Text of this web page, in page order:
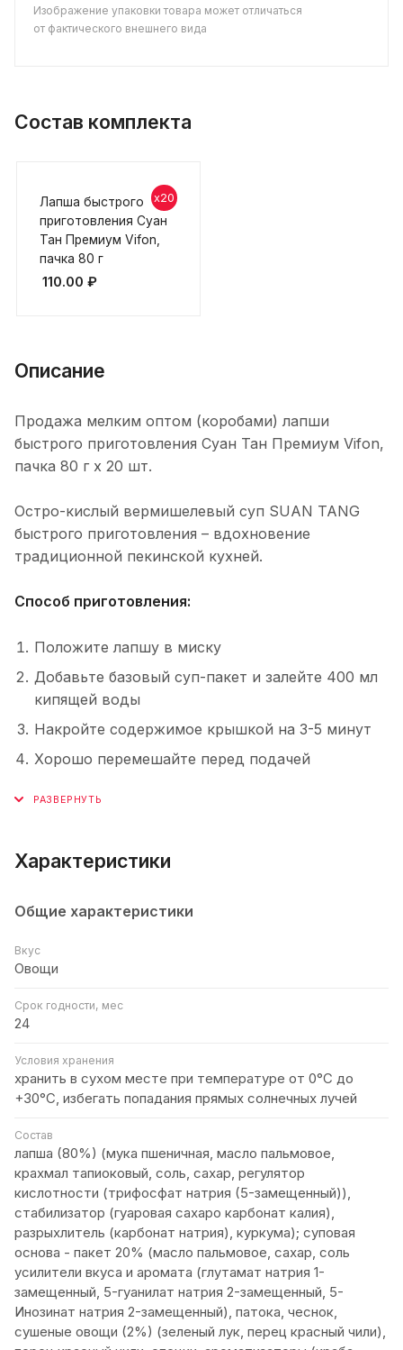
Изображение упаковки товара может отличаться
от фактического внешнего вида
Состав комплекта
x20
Лапша быстрого
приготовления Суан
Тан Премиум Vifon,
пачка 80 г
110.00 ₽
Описание
Продажа мелким оптом (коробами) лапши
быстрого приготовления Суан Тан Премиум Vifon,
пачка 80 г х 20 шт.
Остро-кислый вермишелевый суп SUAN TANG
быстрого приготовления – вдохновение
традиционной пекинской кухней.
Способ приготовления:
Положите лапшу в миску
Добавьте базовый суп-пакет и залейте 400 мл
кипящей воды
Накройте содержимое крышкой на 3-5 минут
Хорошо перемешайте перед подачей
Характеристики
Общие характеристики
Вкус
Овощи
Срок годности, мес
24
Условия хранения
хранить в сухом месте при температуре от 0°С до
+30°С, избегать попадания прямых солнечных лучей
Состав
лапша (80%) (мука пшеничная, масло пальмовое,
крахмал тапиоковый, соль, сахар, регулятор
кислотности (трифосфат натрия (5-замещенный)),
стабилизатор (гуаровая сахаро карбонат калия),
разрыхлитель (карбонат натрия), куркума); суповая
основа - пакет 20% (масло пальмовое, сахар, соль
усилители вкуса и аромата (глутамат натрия 1-
замещенный, 5-гуанилат натрия 2-замещенный, 5-
Инозинат натрия 2-замещенный), патока, чеснок,
сушеные овощи (2%) (зеленый лук, перец красный чили),